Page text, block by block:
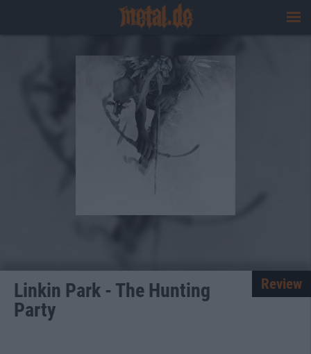
Linkin Park - The Hunting
Party
Review